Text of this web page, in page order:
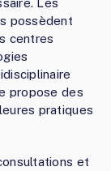
possèdent
centres
propose des
pratiques
et